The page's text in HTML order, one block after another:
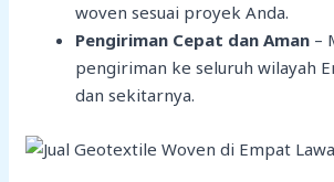
woven sesuai proyek Anda.
Pengiriman Cepat dan Aman –
pengiriman ke seluruh wilayah
dan sekitarnya.